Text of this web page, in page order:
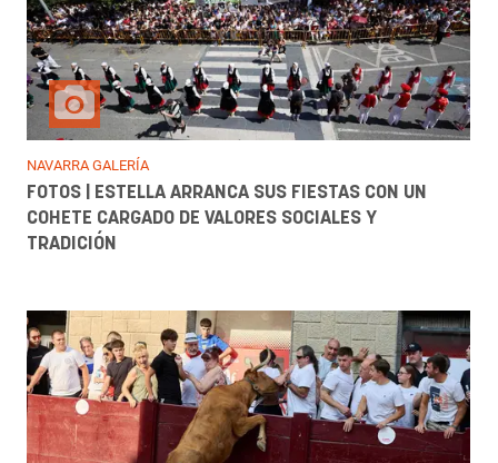
NAVARRA GALERÍA
FOTOS | ESTELLA ARRANCA SUS FIESTAS CON UN
COHETE CARGADO DE VALORES SOCIALES Y
TRADICIÓN